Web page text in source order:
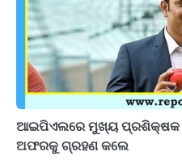
ଆଇପିଏଲରେ ମୁଖ୍ୟ ପ୍ରଶିକ୍ଷକ
ଅଫରକୁ ଗ୍ରହଣ କଲେ